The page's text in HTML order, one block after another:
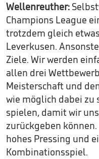
Wellenreuther:
Champions League
trotzdem gleich
Leverkusen.
Ziele. Wir werden
allen drei
Meisterschaft und
wie möglich dabei zu
spielen, damit wir
zurückgeben
hohes Pressing und
Kombinationsspiel.